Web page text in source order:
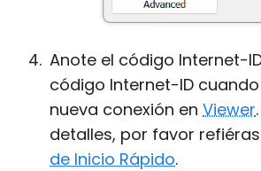
Anote el código Internet-
código Internet-ID
nueva conexión en Viewer
detalles, por favor
de Inicio Rápido.